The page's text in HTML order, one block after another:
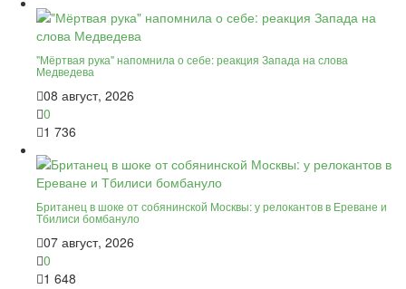
"Мёртвая рука" напомнила о себе: реакция Запада на слова
Медведева
08 август, 2026
0
1 736
Британец в шоке от собянинской Москвы: у релокантов в Ереване и
Тбилиси бомбануло
07 август, 2026
0
1 648